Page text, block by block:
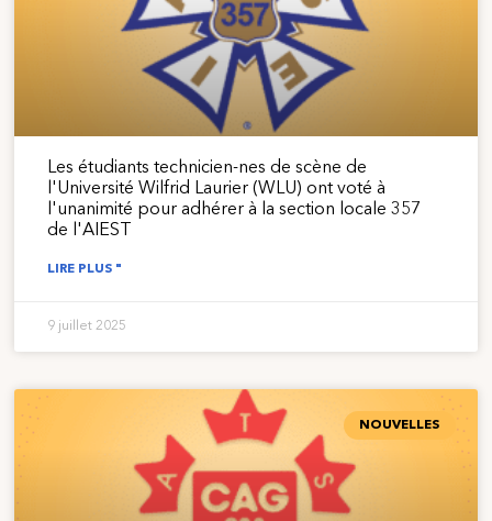
Les étudiants technicien-nes de scène de
l'Université Wilfrid Laurier (WLU) ont voté à
l'unanimité pour adhérer à la section locale 357
de l'AIEST
LIRE PLUS "
9 juillet 2025
NOUVELLES